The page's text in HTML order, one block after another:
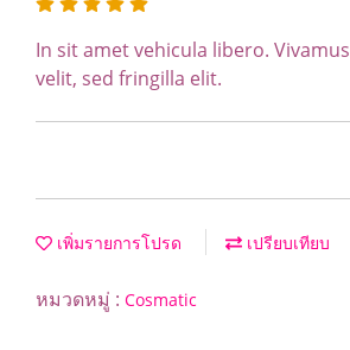
In sit amet vehicula libero.
velit, sed fringilla elit.
เพิ่มรายการโปรด เปรียบเทียบ
หมวดหมู่ : Cosmatic